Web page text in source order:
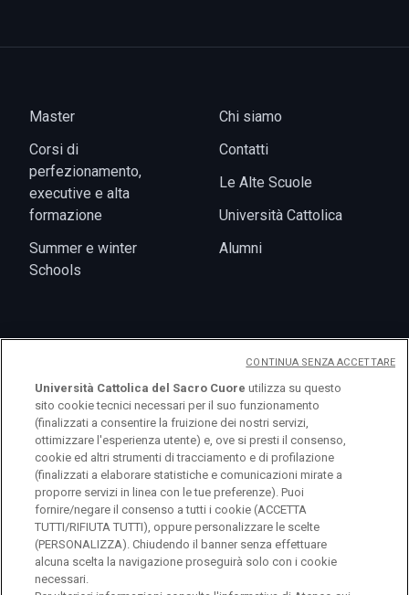
Master
Corsi di
perfezionamento,
executive e alta
formazione
Summer e winter
Schools
Chi siamo
Contatti
Le Alte Scuole
Università Cattolica
Alumni
© Università Cattolica del Sacro Cuore Largo A.
Università Cattolica del Sacro Cuore utilizza su questo
sito cookie tecnici necessari per il suo funzionamento
(finalizzati a consentire la fruizione dei nostri servizi,
ottimizzare l'esperienza utente) e, ove si presti il consenso,
cookie ed altri strumenti di tracciamento e di profilazione
(finalizzati a elaborare statistiche e comunicazioni mirate a
proporre servizi in linea con le tue preferenze). Puoi
fornire/negare il consenso a tutti i cookie (ACCETTA
TUTTI/RIFIUTA TUTTI), oppure personalizzare le scelte
(PERSONALIZZA). Chiudendo il banner senza effettuare
alcuna scelta la navigazione proseguirà solo con i cookie
necessari.
CONTINUA SENZA ACCETTARE